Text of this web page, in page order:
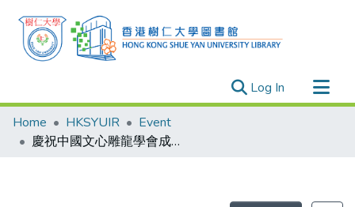
Log In (current)
Research Outputs
Researchers
Home HKSYUIR
Event
慶祝中國文心雕龍學會成立四十週年: 國際學術研討會暨學會第十七次年會